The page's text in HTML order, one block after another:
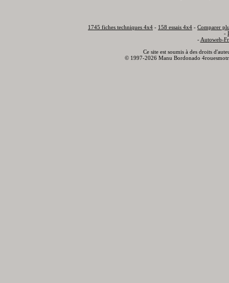
1745 fiches techniques 4x4 - 158 essais 4x4 - Comparer
-
- Autoweb-
Ce site est soumis à des droits
© 1997-2026 Manu Bordonado